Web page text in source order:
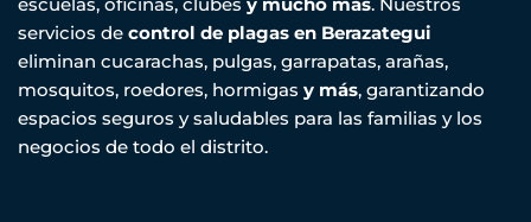
servicios de control de plagas en Berazategui
eliminan cucarachas, pulgas, garrapatas, arañas,
mosquitos, roedores, hormigas y más, garantizando
espacios seguros y saludables para las familias y los
negocios de todo el distrito.